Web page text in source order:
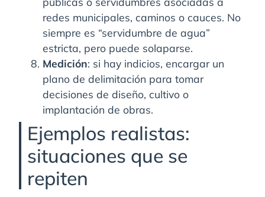
redes municipales, caminos o cauces. No
siempre es “servidumbre de agua”
estricta, pero puede solaparse.
Medición: si hay indicios, encargar un
plano de delimitación para tomar
decisiones de diseño, cultivo o
implantación de obras.
Ejemplos realistas:
situaciones que se
repiten